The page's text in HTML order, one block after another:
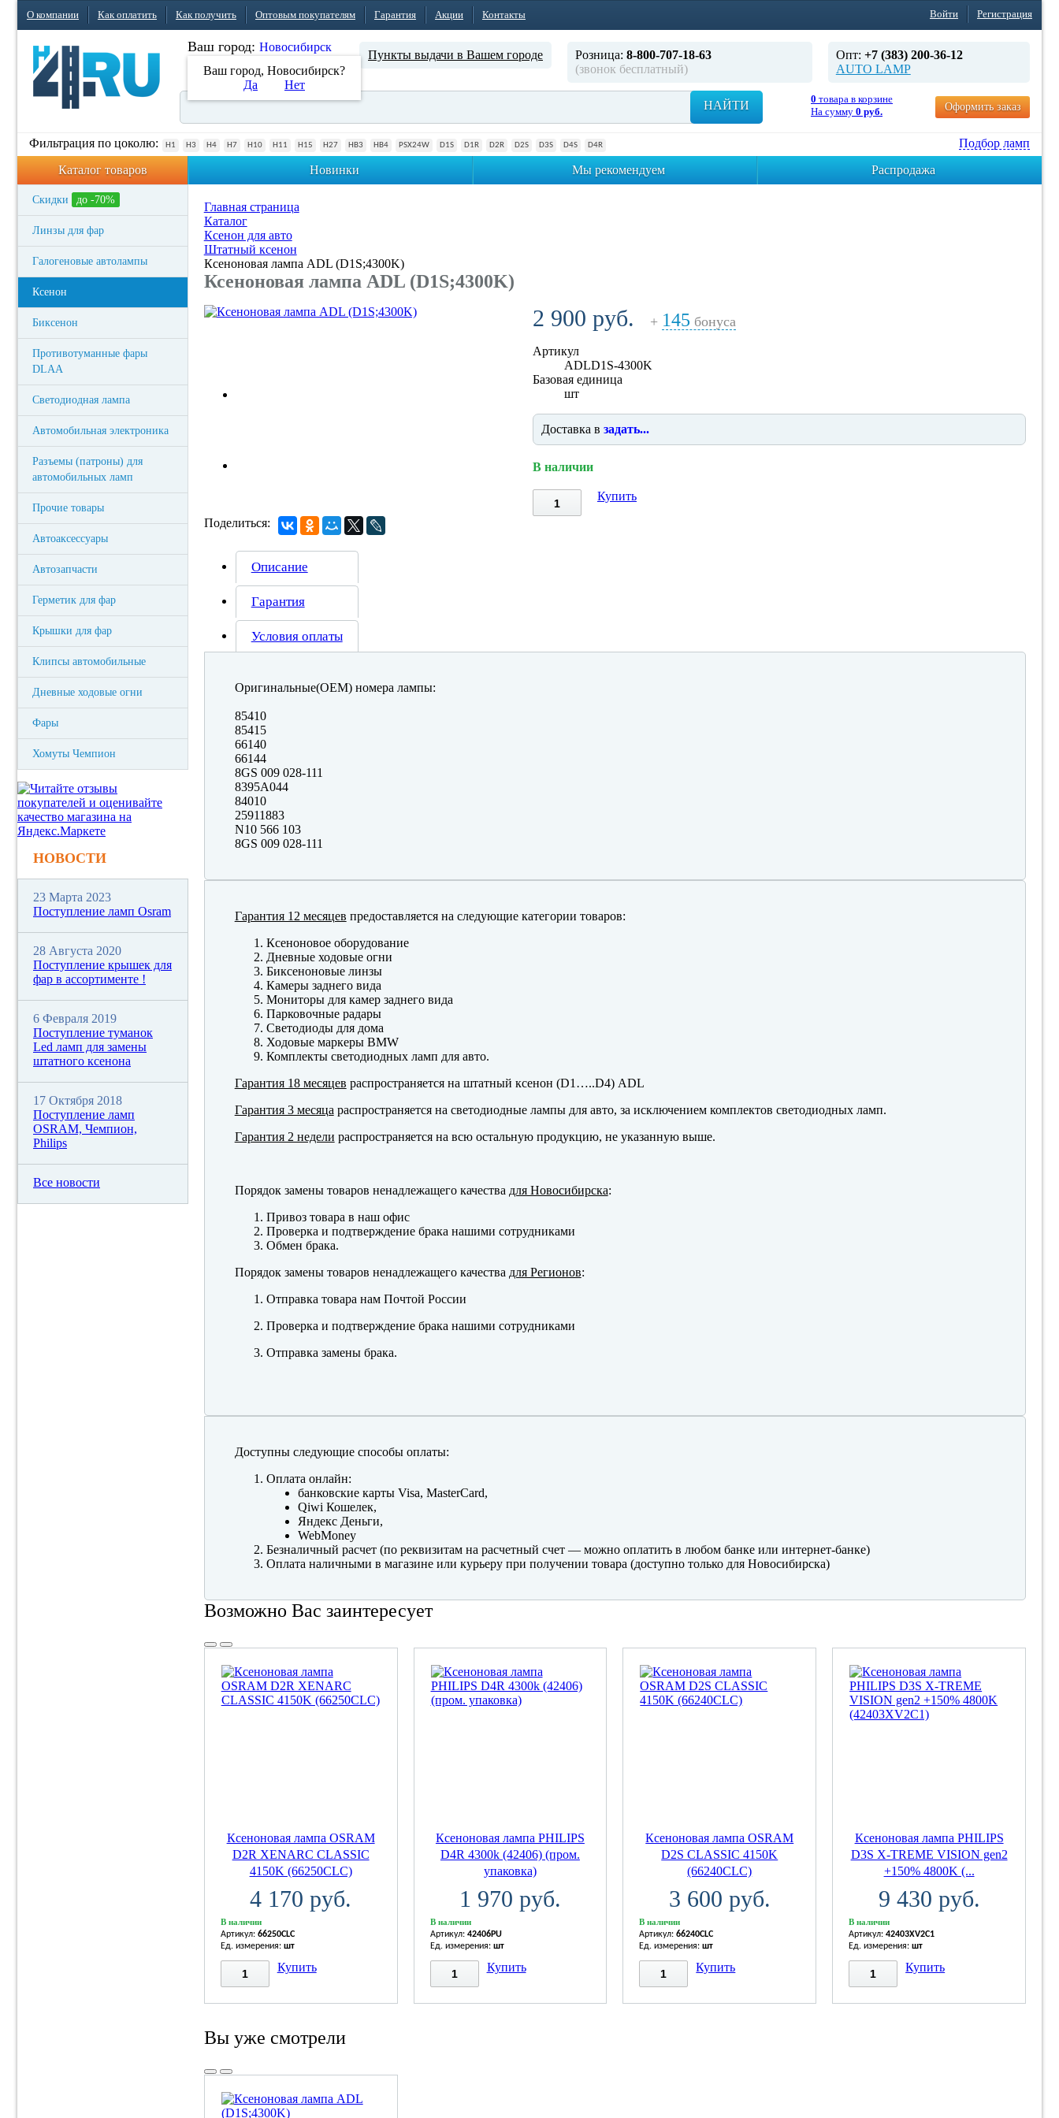
О компании Как оплатить Как получить Оптовым покупателям Гарантия Акции Контакты Войти Регистрация
Ваш город: Новосибирск
Ваш город, Новосибирск?
Да
Нет
Пункты выдачи в Вашем городе Розница: 8-800-707-18-63
(звонок бесплатный)
Опт: +7 (383) 200-36-12
AUTO LAMP
НАЙТИ 0 товара в корзине
На сумму 0 руб. Оформить заказ
Фильтрация по цоколю: H1 H3 H4 H7 H10 H11 H15 H27 HB3 HB4 PSX24W D1S D1R D2R D2S D3S D4S D4R
Подбор ламп
Каталог товаров
Новинки Мы рекомендуем Распродажа
Скидки до -70%
Линзы для фар
Галогеновые автолампы
Ксенон
Биксенон
Противотуманные фары
DLAA
Светодиодная лампа
Автомобильная электроника
Разъемы (патроны) для
автомобильных ламп
Прочие товары
Автоаксессуары
Автозапчасти
Герметик для фар
Крышки для фар
Клипсы автомобильные
Дневные ходовые огни
Фары
Хомуты Чемпион
Главная страница
Каталог
Ксенон для авто
Штатный ксенон
Ксеноновая лампа ADL (D1S;4300K)
Ксеноновая лампа ADL (D1S;4300K)
2 900 руб. + 145 бонуса
Артикул
ADLD1S-4300K
Базовая единица
шт
Доставка в задать...
В наличии
Купить
Поделиться:
Описание
Гарантия
Условия оплаты
Оригинальные(OEM) номера лампы:
85410
85415
66140
66144
8GS 009 028-111
8395A044
84010
25911883
N10 566 103
8GS 009 028-111
Гарантия 12 месяцев предоставляется на следующие категории товаров:
Ксеноновое оборудование
Дневные ходовые огни
Биксеноновые линзы
Камеры заднего вида
Мониторы для камер заднего вида
Парковочные радары
Светодиоды для дома
Ходовые маркеры BMW
Комплекты светодиодных ламп для авто.
Гарантия 18 месяцев распространяется на штатный ксенон (D1…..D4) ADL
Гарантия 3 месяца распространяется на светодиодные лампы для авто, за исключением комплектов светодиодных ламп.
Гарантия 2 недели распространяется на всю остальную продукцию, не указанную выше.
Порядок замены товаров ненадлежащего качества для Новосибирска:
Привоз товара в наш офис
Проверка и подтверждение брака нашими сотрудниками
Обмен брака.
Порядок замены товаров ненадлежащего качества для Регионов:
Отправка товара нам Почтой России
Проверка и подтверждение брака нашими сотрудниками
Отправка замены брака.
Доступны следующие способы оплаты:
Оплата онлайн:
банковские карты Visa, MasterCard,
Qiwi Кошелек,
Яндекс Деньги,
WebMoney
Безналичный расчет (по реквизитам на расчетный счет — можно оплатить в любом банке или интернет-банке)
Оплата наличными в магазине или курьеру при получении товара (доступно только для Новосибирска)
Возможно Вас заинтересует
Ксеноновая лампа OSRAM
D2R XENARC CLASSIC
4150K (66250CLC)
4 170 руб.
В наличии
Артикул: 66250CLC
Ед. измерения: шт
Купить
Ксеноновая лампа PHILIPS
D4R 4300k (42406) (пром.
упаковка)
1 970 руб.
В наличии
Артикул: 42406PU
Ед. измерения: шт
Купить
Ксеноновая лампа OSRAM
D2S CLASSIC 4150K
(66240CLC)
3 600 руб.
В наличии
Артикул:66240CLC
Ед. измерения:шт
Купить
Ксеноновая лампа PHILIPS
D3S X-TREME VISION gen2
+150% 4800K (...
9 430 руб.
В наличии
Артикул:42403XV2C1
Ед. измерения:шт
Купить
Вы уже смотрели
НОВОСТИ
23 Марта 2023
Поступление ламп Osram
28 Августа 2020
Поступление крышек для
фар в ассортименте !
6 Февраля 2019
Поступление туманок
Led ламп для замены
штатного ксенона
17 Октября 2018
Поступление ламп
OSRAM, Чемпион,
Philips
Все новости